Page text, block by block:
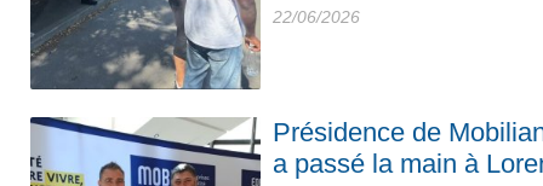
22/06/2026
Présidence de
a passé la main à